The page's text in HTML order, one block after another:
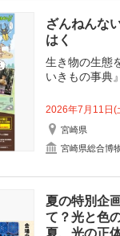
ざんねんな
はく
生き物の生態
いきもの事典
2026年7月11日(
宮崎県
宮崎県総合博
夏の特別企
て？光と色